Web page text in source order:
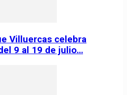
Villuercas celebra
9 al 19 de julio…